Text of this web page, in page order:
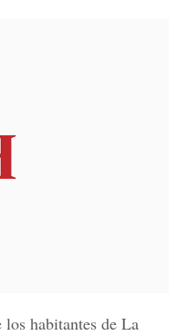
habitantes de La